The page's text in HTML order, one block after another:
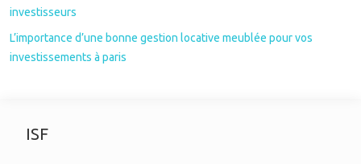
investisseurs
L’importance d’une bonne gestion locative meublée pour vos
investissements à paris
ISF